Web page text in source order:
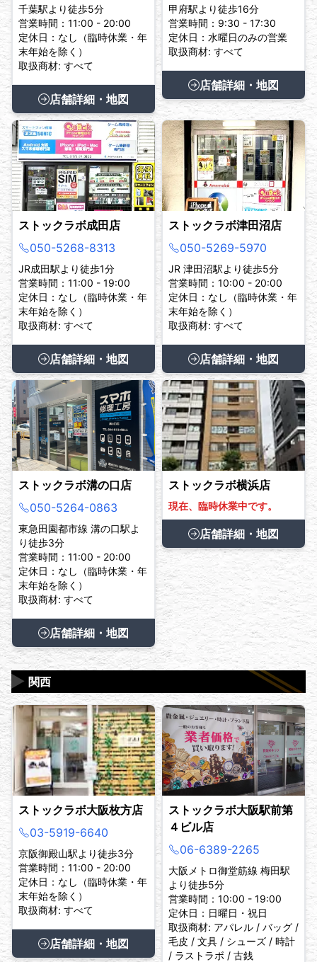
千葉駅より徒歩5分
営業時間：11:00 - 20:00
定休日：なし（臨時休業・年
末年始を除く）
取扱商材: すべて
店舗詳細・地図
甲府駅より徒歩16分
営業時間：9:30 - 17:30
定休日：水曜日のみの営業
取扱商材: すべて
店舗詳細・地図
ストックラボ成田店
050-5268-8313
JR成田駅より徒歩1分
営業時間：11:00 - 19:00
定休日：なし（臨時休業・年
末年始を除く）
取扱商材: すべて
店舗詳細・地図
ストックラボ津田沼店
050-5269-5970
JR 津田沼駅より徒歩5分
営業時間：10:00 - 20:00
定休日：なし（臨時休業・年
末年始を除く）
取扱商材: すべて
店舗詳細・地図
ストックラボ溝の口店
050-5264-0863
東急田園都市線 溝の口駅よ
り徒歩3分
営業時間：11:00 - 20:00
定休日：なし（臨時休業・年
末年始を除く）
取扱商材: すべて
店舗詳細・地図
ストックラボ横浜店
現在、臨時休業中です。
店舗詳細・地図
関西
▶
ストックラボ大阪枚方店
03-5919-6640
京阪御殿山駅より徒歩3分
営業時間：11:00 - 20:00
定休日：なし（臨時休業・年
末年始を除く）
取扱商材: すべて
店舗詳細・地図
ストックラボ大阪駅前第
４ビル店
06-6389-2265
大阪メトロ御堂筋線 梅田駅
より徒歩5分
営業時間：10:00 - 19:00
定休日：日曜日・祝日
取扱商材: アパレル / バッグ /
毛皮 / 文具 / シューズ / 時計
/ ラストラボ / 古銭